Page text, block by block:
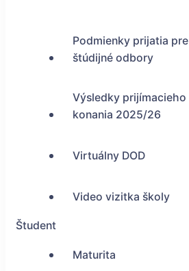
Podmienky prijatia pre
štúdijné odbory
Výsledky prijímacieho
konania 2025/26
Virtuálny DOD
Video vizitka školy
Študent
Maturita